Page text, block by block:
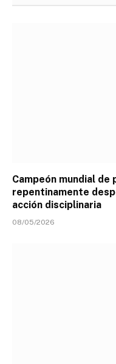
Campeón mundial de
repentinamente
acción disciplinaria
08/05/2026